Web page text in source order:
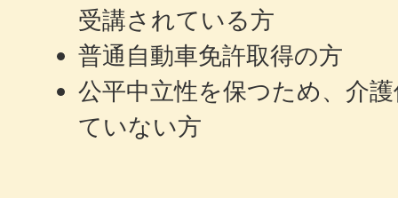
受講されている方
普通自動車免許取得の方
公平中立性を保つため、介
ていない方